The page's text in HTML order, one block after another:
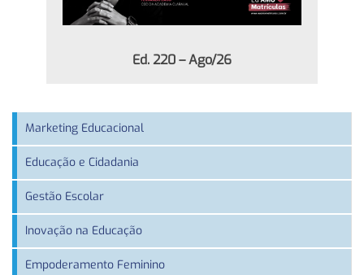
Ed. 220 – Ago/26
Marketing Educacional
Educação e Cidadania
Gestão Escolar
Inovação na Educação
Empoderamento Feminino